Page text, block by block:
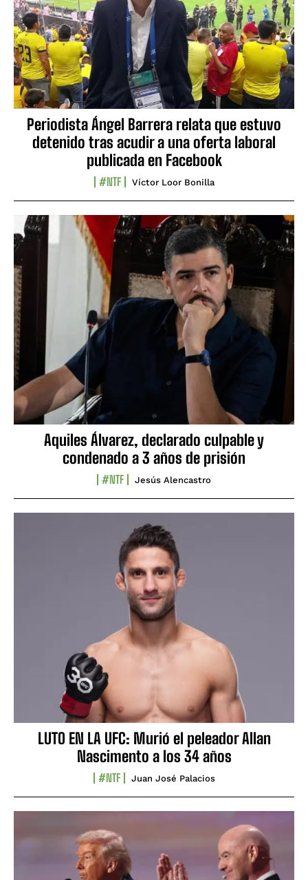
Periodista Ángel Barrera relata que estuvo
detenido tras acudir a una oferta laboral
publicada en Facebook
#NTF Víctor Loor Bonilla
Aquiles Álvarez, declarado culpable y
condenado a 3 años de prisión
#NTF Jesús Alencastro
LUTO EN LA UFC: Murió el peleador Allan
Nascimento a los 34 años
#NTF Juan José Palacios